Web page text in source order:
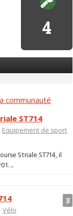
4
communauté
ST714
Equipement de sport
Striale ST714, il
...
3
Vélo